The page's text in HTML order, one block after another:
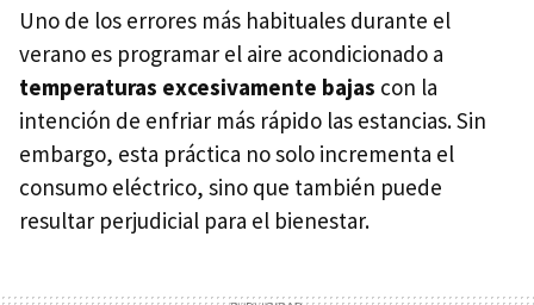
Uno de los errores más habituales durante el
verano es programar el aire acondicionado a
temperaturas excesivamente bajas con la
intención de enfriar más rápido las estancias. Sin
embargo, esta práctica no solo incrementa el
consumo eléctrico, sino que también puede
resultar perjudicial para el bienestar.